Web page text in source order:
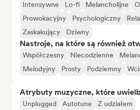
Intensywne
Lo-fi Melancholijne
Prowokacyjny
Psychologiczny
Zaskakujący
Dziwny
Nastroje, na które są również
Współczesny Niecodzienne
Melodyjny
Prosty Podziemny
Atrybuty muzyczne, które
Unplugged Autotune
Z udziałem